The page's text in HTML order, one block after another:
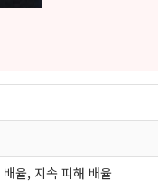
율, 지속 피해 배율